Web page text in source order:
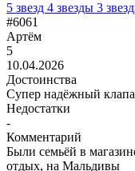
5 звезд 4 звезды 3
#6061
Артём
5
10.04.2026
Достоинства
Супер надёжный
Недостатки
-
Комментарий
Были семьёй в
отдых, на Мальдивы